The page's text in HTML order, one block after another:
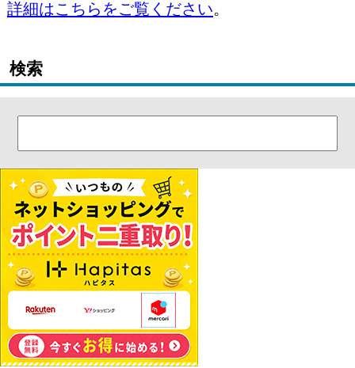
詳細はこちらをご覧ください。
検索